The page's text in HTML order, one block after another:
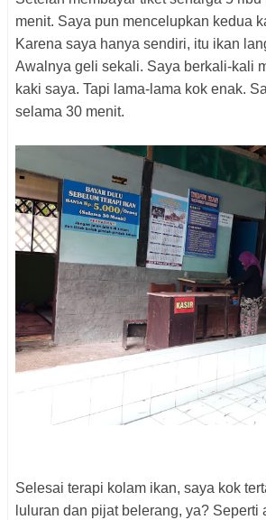
menit. Saya pun mencelupkan kedua
Karena saya hanya sendiri, itu ikan
Awalnya geli sekali. Saya berkali-kali
kaki saya. Tapi lama-lama kok enak.
selama 30 menit.
Selesai terapi kolam ikan, saya kok
luluran dan pijat belerang, ya? Seperti